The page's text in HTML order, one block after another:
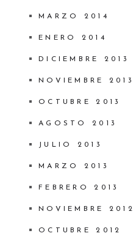
MARZO 2014
ENERO 2014
DICIEMBRE 2013
NOVIEMBRE 2013
OCTUBRE 2013
AGOSTO 2013
JULIO 2013
MARZO 2013
FEBRERO 2013
NOVIEMBRE 2012
OCTUBRE 2012